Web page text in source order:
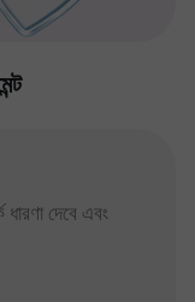
দেবে এবং